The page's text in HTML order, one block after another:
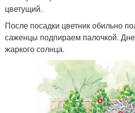
цветущий.
После посадки цветник обильно
саженцы подпираем палочкой.
жаркого солнца.